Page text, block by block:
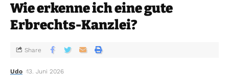
Wie erkenne ich eine gute
Erbrechts-Kanzlei?
Udo 13. Juni 2026
Share